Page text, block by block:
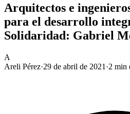
Arquitectos e
para el desarrollo
Solidaridad: Gabriel
A
Areli Pérez·29 de abril de 2021 ·2 min